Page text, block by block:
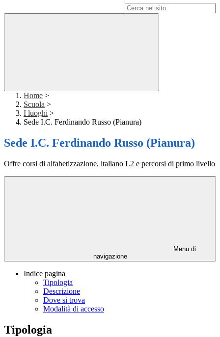
Home >
Scuola >
I luoghi >
Sede I.C. Ferdinando Russo (Pianura)
Sede I.C. Ferdinando Russo (Pianura)
Offre corsi di alfabetizzazione, italiano L2 e percorsi di primo livello
Menu di
navigazione
Indice pagina
Tipologia
Descrizione
Dove si trova
Modalità di accesso
Tipologia